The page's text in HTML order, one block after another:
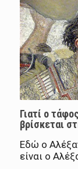
Γιατί ο
βρίσκεται
Εδώ ο
είναι ο